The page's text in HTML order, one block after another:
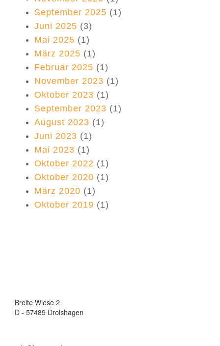
September 2025 (1)
Juni 2025 (3)
Mai 2025 (1)
März 2025 (1)
Februar 2025 (1)
November 2023 (1)
Oktober 2023 (1)
September 2023 (1)
August 2023 (1)
Juni 2023 (1)
Mai 2023 (1)
Oktober 2022 (1)
Oktober 2020 (1)
März 2020 (1)
Oktober 2019 (1)
Breite Wiese 2
D - 57489 Drolshagen